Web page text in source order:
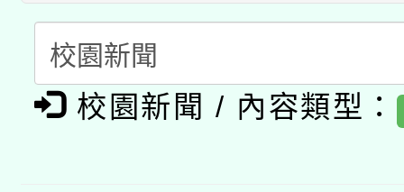
月28日止
動」
開 智慧啟航」
「2026桃園藝術巡演
關事宜
轉知教育部國民及學前
國立臺灣師範大學辦
函轉國家教育研究院中
校園新聞 / 內容類型：